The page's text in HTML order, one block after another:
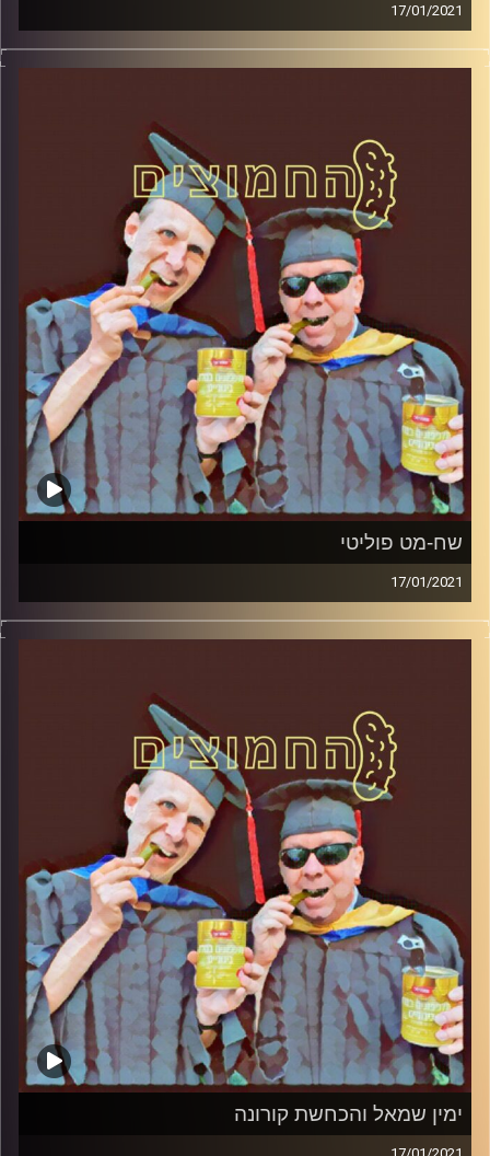
17/01/2021
החמוצים – בפעם הרביעית
עם פרופסור בועז בן-דוד ופרופסור גלעד
הירשברגר
והפעם: שמלאנים נגד שלום
קרדיט תמונות:AudioVersity
שח-מט פוליטי
17/01/2021
החמוצים – בפעם הרביעית
עם פרופסור בועז בן-דוד ופרופסור גלעד
הירשברגר
והפעם: שח-מט פוליטי
קרדיט תמונות:AudioVersity
ימין שמאל והכחשת קורונה